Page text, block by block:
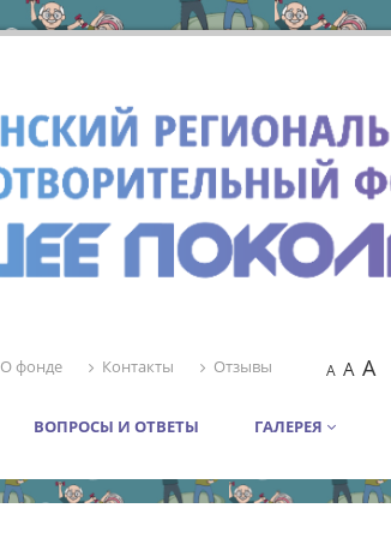
О фонде Контакты Отзывы A A A
ВОПРОСЫ И ОТВЕТЫ ГАЛЕРЕЯ